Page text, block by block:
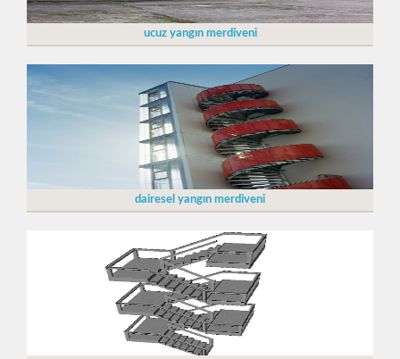
ucuz yangın merdiveni
dairesel yangın merdiveni